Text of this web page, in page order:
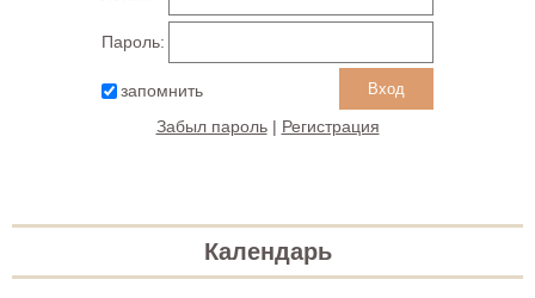
Пароль:
запомнить
Забыл пароль| Регистрация
Календарь